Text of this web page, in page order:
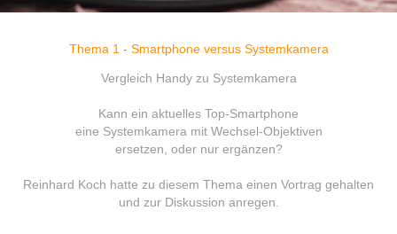
Thema 1 - Smartphone versus Systemkamera
Vergleich Handy zu Systemkamera
Kann ein aktuelles Top-Smartphone
eine Systemkamera mit Wechsel-Objektiven
ersetzen, oder nur ergänzen?
Reinhard Koch hatte zu diesem Thema einen Vortrag gehalten
und zur Diskussion anregen.